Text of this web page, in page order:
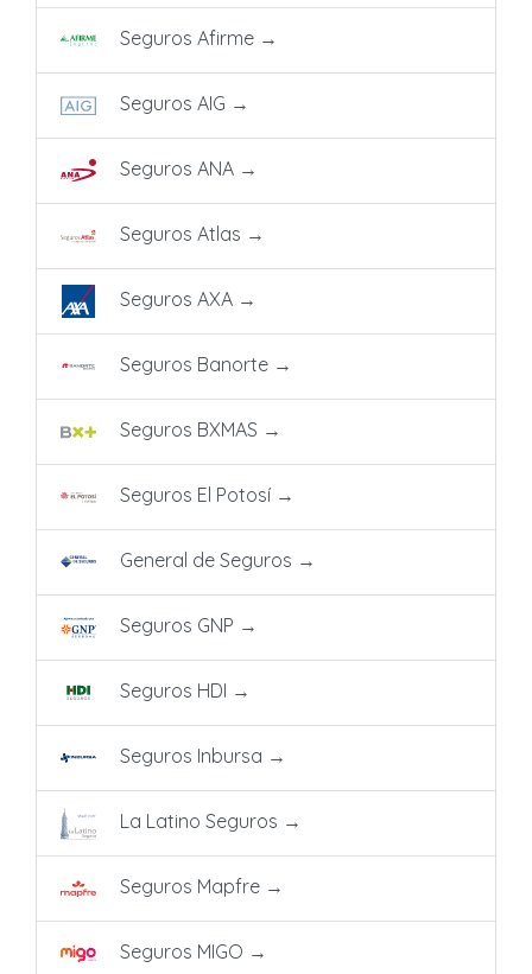
Seguros Afirme →
Seguros AIG →
Seguros ANA →
Seguros Atlas →
Seguros AXA →
Seguros Banorte →
Seguros BXMAS →
Seguros El Potosí →
General de Seguros →
Seguros GNP →
Seguros HDI →
Seguros Inbursa →
La Latino Seguros →
Seguros Mapfre →
Seguros MIGO →